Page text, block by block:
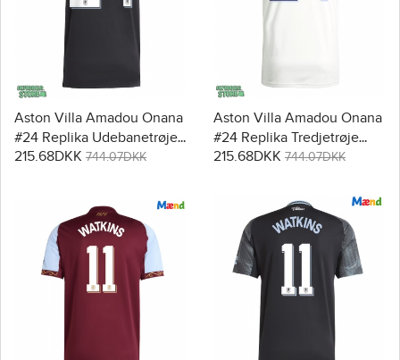
Aston Villa Amadou Onana
#24 Replika Udebanetrøje
2025-26 Kortærmet
215.68DKK 744.07DKK
Aston Villa Amadou Onana
#24 Replika Tredjetrøje
2025-26 Kortærmet
215.68DKK 744.07DKK